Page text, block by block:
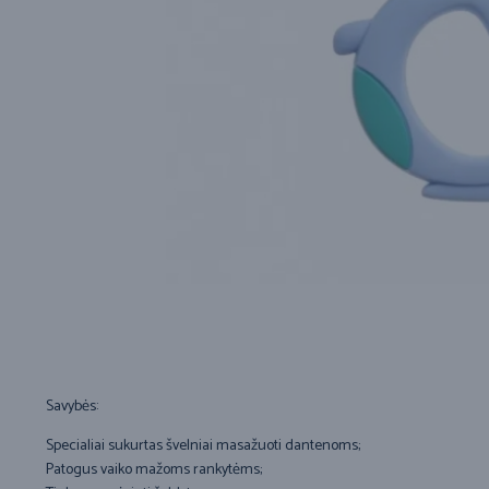
Savybės:
Specialiai sukurtas švelniai masažuoti dantenoms;
Patogus vaiko mažoms rankytėms;